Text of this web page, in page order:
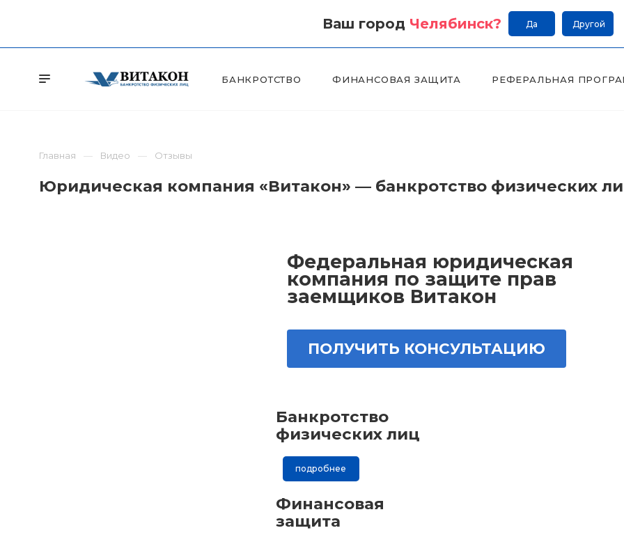
Ваш город Челябинск? Да Другой
БАНКРОТСТВО ФИНАНСОВАЯ ЗАЩИТА РЕФЕРАЛЬНАЯ
Главная Видео Отзывы
Юридическая компания «Витакон» — банкротство физических
Федеральная юридическая
компания по защите прав
заемщиков Витакон
ПОЛУЧИТЬ КОНСУЛЬТАЦИЮ
Банкротство
физических лиц
подробнее
Финансовая
защита